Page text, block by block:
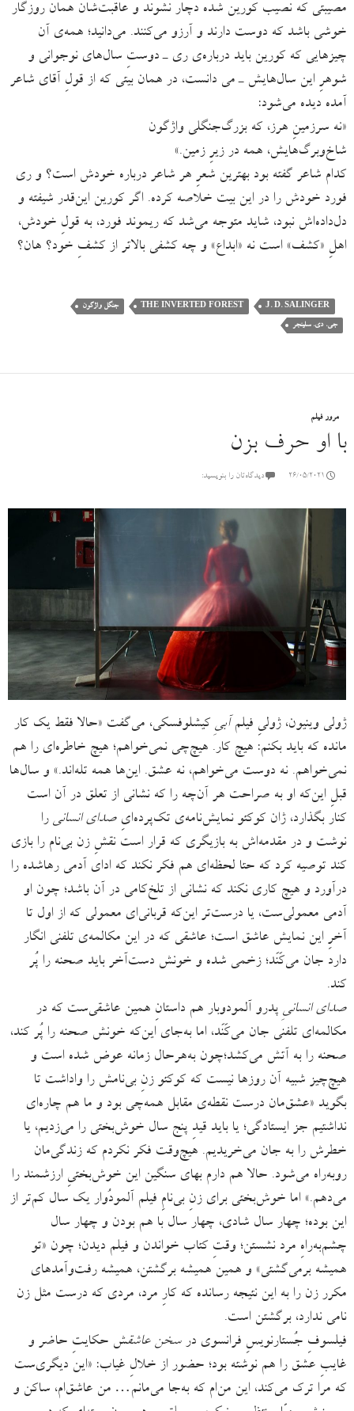
مصیبتی که نصیب کورین شده دچار نشوند و عاقبت‌شان همان روزگار
خوشی باشد که دوست دارند و آرزو می‌کنند. می‌‌دانید؛ همه‌ی آن
چیزهایی که کورین باید درباره‌ی ری ـ دوستِ سال‌های نوجوانی و
شوهرِ این سال‌هایش ـ می دانست، در همان بیتی که از قولِ آقای شاعر
آمده دیده می‌شود:
«نه سرزمینِ هرز، که بزرگ‌جنگلی واژگون
شاخ‌و‌برگ‌هایش، همه در زیرِ زمین.»
کدام شاعر گفته بود بهترین شعرِ هر شاعر درباره خودش است؟ و ری
فورد خودش را در این بیت خلاصه کرده. اگر کورین این‌قدر شیفته و
دل‌داده‌اش نبود، شاید متوجه می‌شد که ریموند فورد، به قولِ خودش،
اهلِ «کشف» است نه «ابداع» و چه کشفی بالاتر از کشفِ خود؟ هان؟
J. D. SALINGER
THE INVERTED FOREST جنگل واژگون
جی. دی. سلینجر
مرور فیلم
با او حرف بزن
26/05/2021 دیدگاه‌تان را بنویسید:
ژولی وینیون، ژولیِ فیلم آبیِ کیشلوفسکی، می‌گفت «حالا فقط یک کار
مانده که باید بکنم: هیچ کار. هیچ‌چی نمی‌خواهم؛ هیچ خاطره‌ای را هم
نمی‌خواهم. نه دوست می‌خواهم، نه عشق. این‌ها همه تله‌اند.» و سال‌ها
قبلِ این‌که او به صراحت هر آن‌چه را که نشانی از تعلق در آن است
کنار بگذارد، ژان کوکتو نمایش‌نامه‌ی تک‌پرده‌ایِصدای انسانی را
نوشت و در مقدمه‌اش به بازیگری که قرار است نقشِ زن بی‌نام را بازی
کند توصیه کرد که حتا لحظه‌ای هم فکر نکند ‌که ادای آدمی رهاشده را
درآورد و هیچ کاری نکند که نشانی از تلخ‌کامی در آن باشد؛ چون او
آدمی معمولی‌ست، یا درست‌تر این‌که قربانی‌ای معمولی که از اول تا
آخرِ این نمایش عاشق است؛ عاشقی که در این مکالمه‌ی تلفنی انگار
دارد جان می‌کَنَد؛ زخمی شده و خونش دست‌آخر باید صحنه را پُر
کند.
صدای انسانیِ پدرو آلمودوبار هم داستانِ همین عاشقی‌ست که در
مکالمه‌ای تلفنی جان می‌کَنَد، اما به‌جای این‌که خونش صحنه را پُر کند،
صحنه را به آتش می‌کشد؛‌چون به‌هرحال زمانه عوض شده است و
هیچ‌چیز شبیه آن روزها نیست که کوکتو زنِ بی‌نامش را واداشت تا
بگوید «عشق‌مان درست نقطه‌ی مقابل همه‌چی بود و ما هم چاره‌ای
نداشتیم جز ایستادگی؛ یا باید قیدِ پنج سال خوش‌بختی را می‌زدیم، یا
خطرش را به جان می‌خریدیم. هیچ‌وقت فکر نکردم که زندگی‌مان
روبه‌راه می‌شود. حالا هم دارم بهای سنگین این خوش‌بختیِ ارزشمند را
می‌دهم.» اما خوش‌بختی برای زنِ بی‌نامِ فیلم آلمودُوار یک سال کم‌تر از
این بوده؛ چهار سال شادی، چهار سال با هم بودن و چهار سال
چشم‌به‌راهِ مرد نشستن؛ وقتِ کتاب خواندن و فیلم دیدن؛ چون «تو
همیشه برمی‌گشتی» و همین همیشه برگشتن، همیشه رفت‌وآمدهای
مکرر زن را به این نتیجه رسانده که کارِ مرد، مردی که درست مثل زن
نامی ندارد، برگشتن است.
فیلسوفِ جُستارنویسِ فرانسوی درسخن عاشقش حکایتِ حاضر و
غایبِ عشق را هم نوشته بود؛ حضور از خلالِ غیاب: «این دیگری‌ست
که مرا ترک می‌کند، این من‌ام که به‌جا می‌مانم… من عاشق‌ام، ساکن و